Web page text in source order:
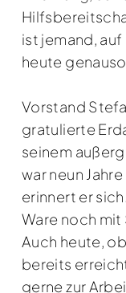
ist jemand, auf
heute
Vorstand
gratulierte
seinem
war neun
erinnert er
Ware noch
Auch heute,
bereits
gerne zur